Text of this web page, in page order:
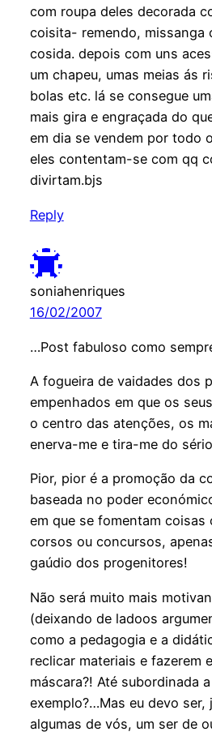
com roupa deles decorada
coisita- remendo, missanga
cosida. depois com uns
um chapeu, umas meias ás
bolas etc. lá se consegue
mais gira e engraçada do
em dia se vendem por todo
eles contentam-se com qq
divirtam.bjs
Reply
soniahenriques
16/02/2007
…Post fabuloso como
A fogueira de vaidades dos
empenhados em que os
o centro das atenções, os
enerva-me e tira-me do
Pior, pior é a promoção da
baseada no poder
em que se fomentam coisas
corsos ou concursos,
gaúdio dos progenitores!
Não será muito mais
(deixando de ladoos
como a pedagogia e a
reclicar materiais e fazerem
máscara?! Até subordinada
exemplo?…Mas eu devo ser,
algumas de vós, um ser de